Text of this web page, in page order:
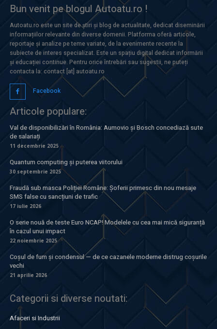
Bun venit pe blogul Autoatu.ro !
Autoatu.ro este un site de știri și blog de actualitate, dedicat diseminării
informațiilor relevante din diverse domenii. Platforma oferă articole,
reportaje și analize pe teme variate, de la evenimente recente la
subiecte de interes specializat. Este un spațiu digital dedicat informării
și educației continue. Pentru orice întrebări sau sugestii, ne puteți
contacta la: contact [at] autoatu.ro
Facebook
Articole populare:
Val de disponibilizări în România: Aumovio și Bosch concediază sute
de salariați
11 decembrie 2025
Quantum computing și puterea viitorului
30 septembrie 2025
Fraudă sub masca Poliției Române: Șoferii primesc din nou mesaje
SMS false cu sancțiuni de trafic
17 iulie 2026
O serie nouă de teste Euro NCAP! Modelele cu cea mai mică siguranță
în cazul unui impact
22 noiembrie 2025
Coșul de fum și condensul — de ce cazanele moderne distrug coșurile
vechi
21 aprilie 2026
Categorii si diverse noutati:
Afaceri si Industrii